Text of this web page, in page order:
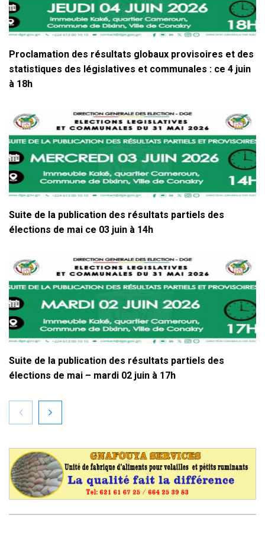
Proclamation des résultats globaux provisoires et des
statistiques des législatives et communales : ce 4 juin
à 18h
Suite de la publication des résultats partiels des
élections de mai ce 03 juin à 14h
Suite de la publication des résultats partiels des
élections de mai – mardi 02 juin à 17h